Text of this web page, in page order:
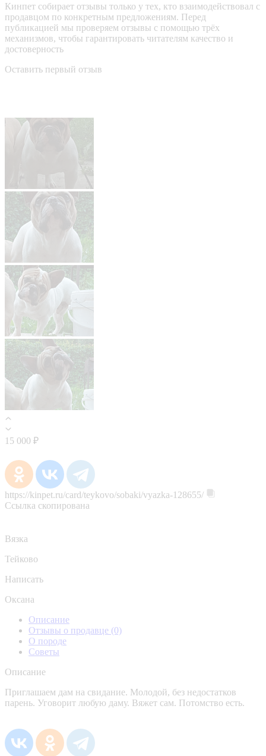
Кинпет собирает отзывы только у тех, кто взаимодействовал с
продавцом по конкретным предложениям. Перед
публикацией мы проверяем отзывы с помощью трёх
механизмов, чтобы гарантировать читателям качество и
достоверность
Оставить первый отзыв
15 000 ₽
https://kinpet.ru/card/teykovo/sobaki/vyazka-128655/
Ссылка скопирована
Вязка
Тейково
Написать
Оксана
Описание
Отзывы о продавце (0)
О породе
Советы
Описание
Приглашаем дам на свидание. Молодой, без недостатков
парень. Уговорит любую даму. Вяжет сам. Потомство есть.